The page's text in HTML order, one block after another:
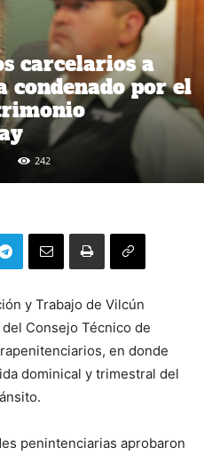
carcelarios a
condenado por el
242
y Trabajo de Vilcún
Consejo Técnico de
en donde
dominical y trimestral del
penintenciarias aprobaron